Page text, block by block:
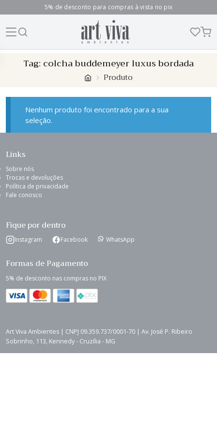
5% de desconto para compras à vista no pix
Tag: colcha buddemeyer luxus bordada
Produto
Nenhum produto foi encontrado para a sua
seleção.
Links
Sobre nós
Trocas e devoluções
Política de privacidade
Fale conosco
Fique por dentro
Instagram Facebook WhatsApp
Formas de Pagamento
5% de desconto nas compras no PIX
Art Viva Ambientes | CNPJ 09.359.737/0001-70 | Av. José P. Ribeiro
Sobrinho, 113, Kennedy - Cruzília - MG